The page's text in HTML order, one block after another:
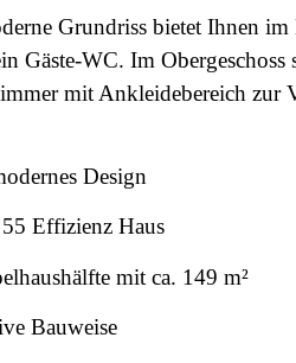
Grundriss bietet Ihnen
Gäste-WC. Im
mit Ankleidebereich zur
Design
Effizienz Haus
mit ca. 149 m²
Bauweise